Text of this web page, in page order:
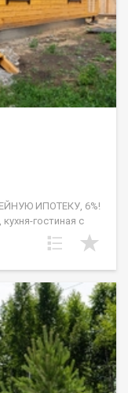
Прочее: Помощь в
заявками, полное
и другими
Помогаем с
рынке
выгоднее!
ИПОТЕКУ, 6%!
гостиная с
плита, проведён
Санфаянс,
фундамент.
- 7 соток.
Шелехов,
остановка
соседи.
Вид